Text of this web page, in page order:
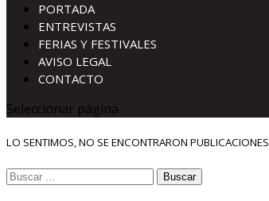
PORTADA
ENTREVISTAS
FERIAS Y FESTIVALES
AVISO LEGAL
CONTACTO
Seleccionar página
LO SENTIMOS, NO SE ENCONTRARON PUBLICACIONES
Buscar: